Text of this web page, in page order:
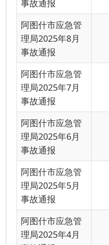
理局2025年4月
事故通报
阿图什市应急管
理局2025年3月
事故通报
首页
共有 29 条 共 2 页